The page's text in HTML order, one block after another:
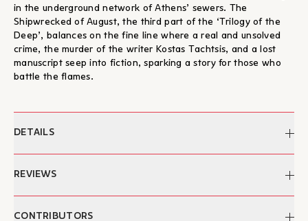
in the underground network of Athens’ sewers. The
Shipwrecked of August, the third part of the ‘Trilogy of the
Deep’, balances on the fine line where a real and unsolved
crime, the murder of the writer Kostas Tachtsis, and a lost
manuscript seep into fiction, sparking a story for those who
battle the flames.
DETAILS
Author:
Date of publication:
REVIEWS
"Τα καυτά καλοκαιρινά κύματα θέλουν τη δροσιά τους, θέλουν
CONTRIBUTORS